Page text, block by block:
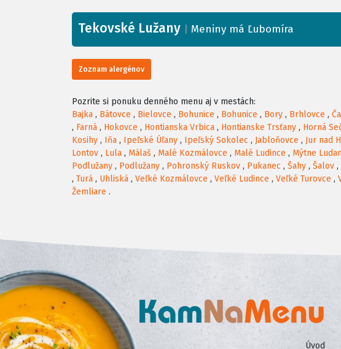
+
−
Tekovské Lužany Meniny má Ľubomíra
Zoznam alergénov
Pozrite si ponuku denného menu aj v mestách:
Bajka , Bátovce , Bielovce , Bohunice , Bohunice , Bory , Brhlovce ,
, Farná , Hokovce , Hontianska Vrbica , Hontianske Trsťany , Horná
Kosihy , Iňa , Ipeľské Úľany , Ipeľský Sokolec , Jabloňovce , Jur nad
Lontov , Lula , Málaš , Malé Kozmálovce , Malé Ludince , Mýtne
Podlužany , Podlužany , Pohronský Ruskov , Pukanec , Šahy , Šalov ,
, Turá , Uhliská , Veľké Kozmálovce , Veľké Ludince , Veľké Turovce ,
Žemliare .
Úvod